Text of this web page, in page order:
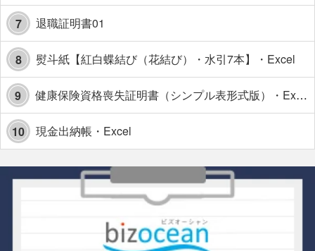
7 退職証明書01
8 熨斗紙【紅白蝶結び（花結び）・水引7本】・Excel
9 健康保険資格喪失証明書（シンプル表形式版）・Excel【見本付き】
10 現金出納帳・Excel